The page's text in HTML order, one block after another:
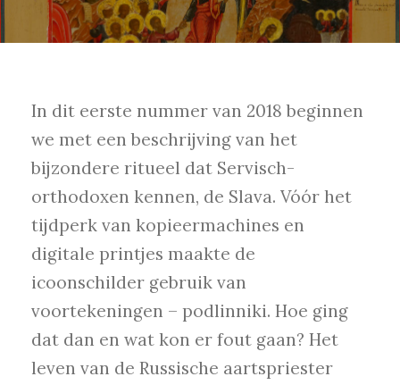
In dit eerste nummer van 2018 beginnen
we met een beschrijving van het
bijzondere ritueel dat Servisch-
orthodoxen kennen, de Slava. Vóór het
tijdperk van kopieermachines en
digitale printjes maakte de
icoonschilder gebruik van
voortekeningen – podlinniki. Hoe ging
dat dan en wat kon er fout gaan? Het
leven van de Russische aartspriester